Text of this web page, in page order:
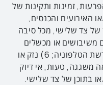
שלישיים; 5) הפרעות, זמינות ותקינות של
האירועים והכנסים,
של צד שלישי, מכל סיבה
משיבושים או מכשלים
ברשת האינטרנט או ברשת הטלפוניה; 6) נזק או
משגגה, טעות, אי דיוק
בתוכן של צד שלישי.